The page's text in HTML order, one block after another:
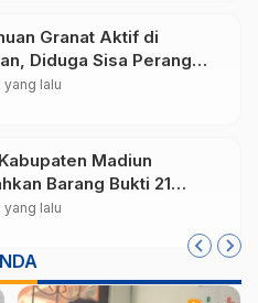
Granat Aktif di
Diduga Sisa Perang
yang lalu
Madiun
Barang Bukti 21
Didominasi Kasus
yang lalu